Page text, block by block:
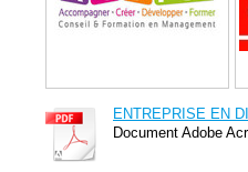
ENTREPRISE EN
Document Adobe